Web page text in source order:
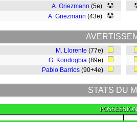
A. Griezmann (5e)
A. Griezmann (43e)
M. Llorente (77e)
G. Kondogbia (89e)
Pablo Barrios (90+4e)
STATS DU